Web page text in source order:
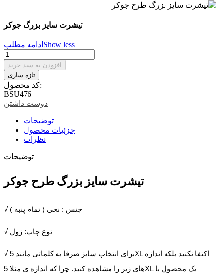
تیشرت سایز بزرگ جوکر
ادامه مطلب Show less
افزودن به سبد خرید
کد محصول:
BSU476
دوست داشتن
توضیحات
جزئیات محصول
نظرات
توضیحات
تیشرت سایز بزرگ طرح جوکر
√ نوع چاپ: زول
√ برای انتخاب سایز صرفا به کلماتی مانند 5XL اکتفا نکنید بلکه اندازه
های زیر را مشاهده کنید. چرا که اندازه ی مثلا 5XL یک محصول با